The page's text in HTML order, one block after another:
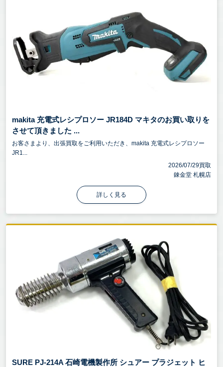
makita 充電式レシプロソー JR184D マキタのお買い取りを
させて頂きました ...
お客さまより、出張買取をご利用いただき、makita 充電式レシプロソー
JR1...
2026/07/29買取
錬金堂 札幌店
詳しく見る
SURE PJ-214A 石崎電機製作所 シュアー プラジェット ヒ